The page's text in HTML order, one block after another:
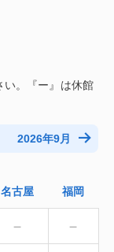
名古屋 福岡
－ －
2026年9月